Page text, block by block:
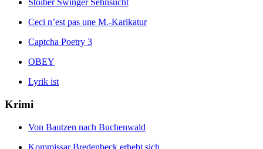
Stoiber Swinger Sehnsucht
Ceci n’est pas une M.-Karikatur
Captcha Poetry 3
OBEY
Lyrik ist
Krimi
Von Bautzen nach Buchenwald
Kommissar Bredenbeck erhebt sich